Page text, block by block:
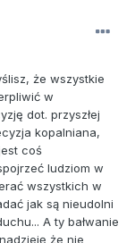
że wszystkie
w
dot. przyszłej
kopalniana,
coś
ludziom w
wszystkich w
jak są nieudolni
A ty bałwanie
że nie